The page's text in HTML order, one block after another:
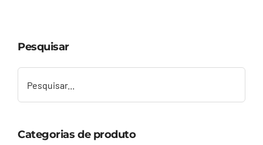
Contato
Pesquisar
Categorias de produto